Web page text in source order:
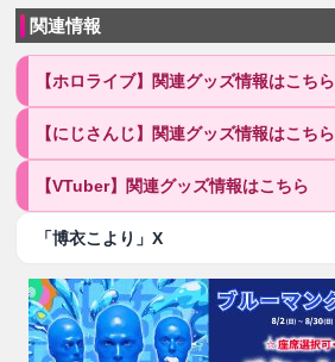
関連情報
【ホロライブ】関連グッズ情報はこちら
【にじさんじ】関連グッズ情報はこちら
【VTuber】関連グッズ情報はこちら
「博衣こより」X